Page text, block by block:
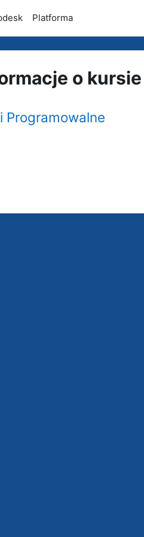
Platforma
o kursie
Programowalne